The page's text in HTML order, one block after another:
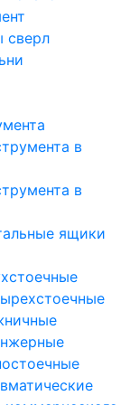
сверл
в
в
ящики